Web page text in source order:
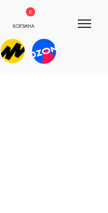
КОРЗИНА
0